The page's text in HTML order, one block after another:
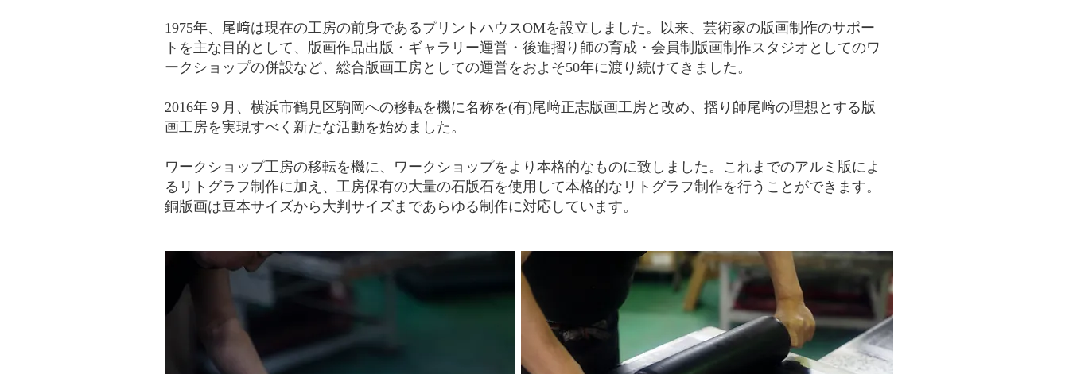
1975年、尾﨑は現在の工房の前身であるプリントハウスOMを設立しました。以来、芸術家の版画制作のサポー
トを主な目的として、版画作品出版・ギャラリー運営・後進摺り師の育成・会員制版画制作スタジオとしてのワ
ークショップの併設など、総合版画工房としての運営をおよそ50年に渡り続けてきました。
2016年９月、横浜市鶴見区駒岡への移転を機に名称を(有)尾﨑正志版画工房と改め、摺り師尾﨑の理想とする版
画工房を実現すべく新たな活動を始めました。
ワークショップ工房の移転を機に、ワークショップをより本格的なものに致しました。これまでのアルミ版によ
るリトグラフ制作に加え、工房保有の大量の石版石を使用して本格的なリトグラフ制作を行うことができます。
銅版画は豆本サイズから大判サイズまであらゆる制作に対応しています。